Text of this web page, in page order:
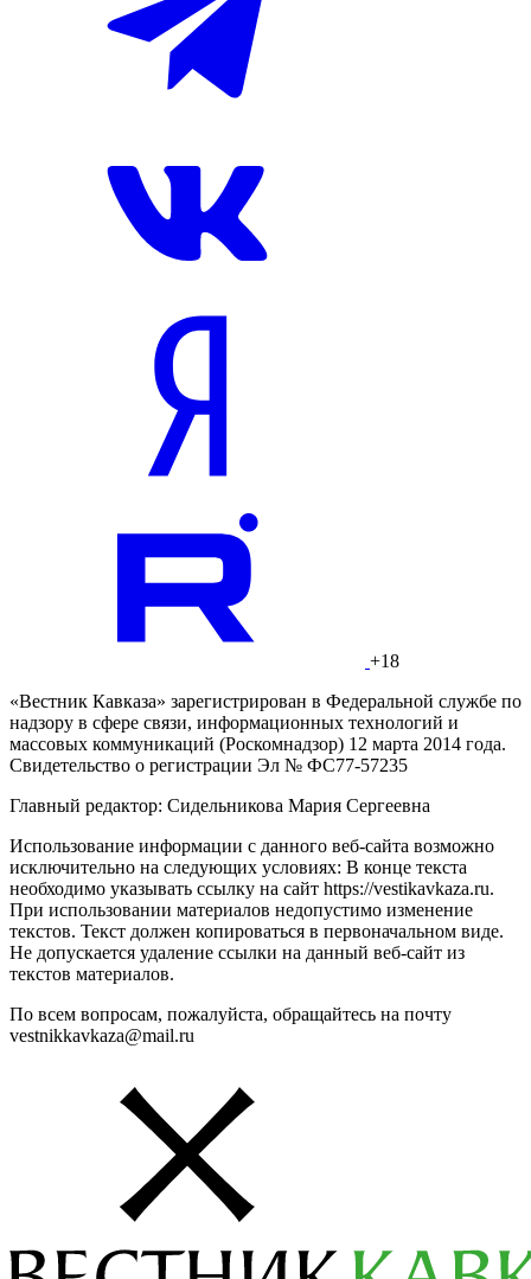
+18
«Вестник Кавказа» зарегистрирован в Федеральной службе по
надзору в сфере связи, информационных технологий и
массовых коммуникаций (Роскомнадзор) 12 марта 2014 года.
Свидетельство о регистрации Эл № ФС77-57235
Главный редактор: Сидельникова Мария Сергеевна
Использование информации с данного веб-сайта возможно
исключительно на следующих условиях: В конце текста
необходимо указывать ссылку на сайт https://vestikavkaza.ru.
При использовании материалов недопустимо изменение
текстов. Текст должен копироваться в первоначальном виде.
Не допускается удаление ссылки на данный веб-сайт из
текстов материалов.
По всем вопросам, пожалуйста, обращайтесь на почту
vestnikkavkaza@mail.ru